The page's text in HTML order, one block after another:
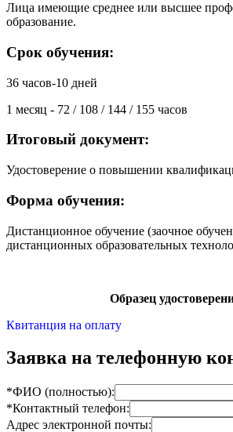
Лица имеющие среднее или высшее
образование.
Срок обучения:
36 часов-10 дней
1 месяц - 72 / 108 / 144 / 155 часов
Итоговый документ:
Удостоверение о повышении
Форма обучения:
Дистанционное обучение (заочное
дистанционных образовательных
Образец
Квитанция на оплату
Заявка на телефонную
*ФИО (полностью):
*Контактный телефон:
Адрес электронной почты: